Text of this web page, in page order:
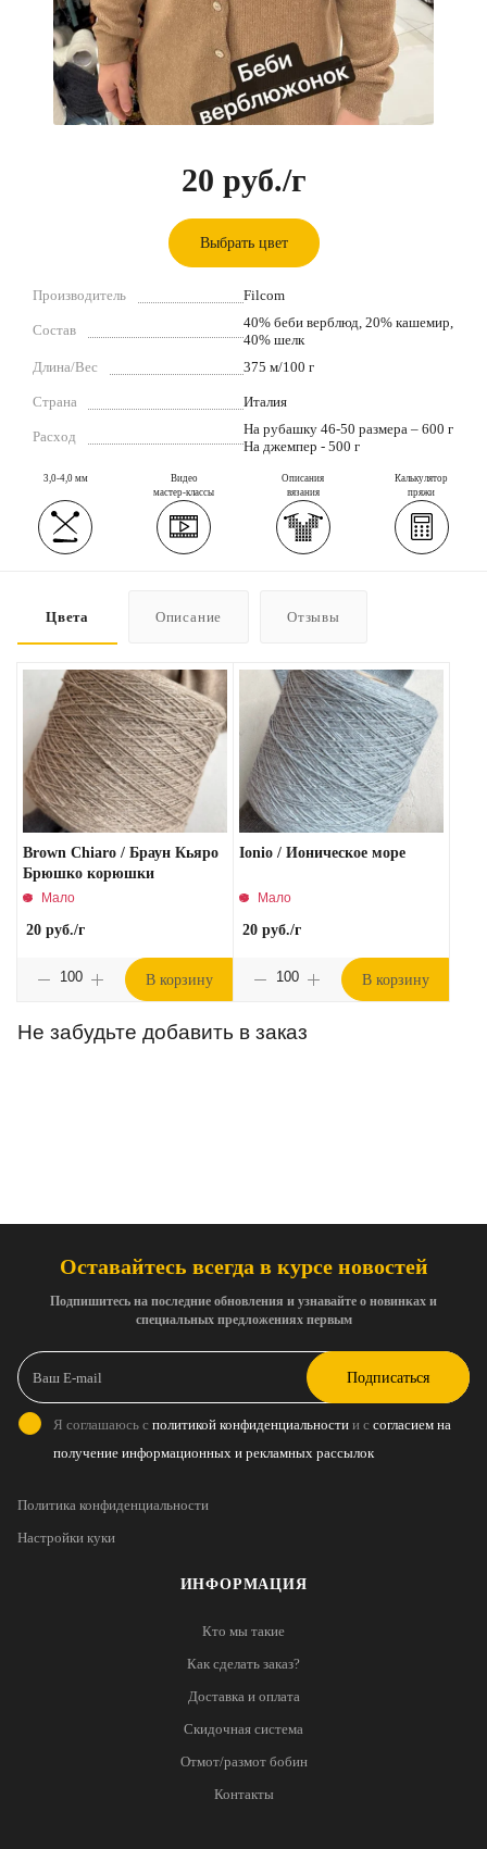
20 руб./г
Выбрать цвет
Производитель Filcom
Состав
40% беби верблюд, 20% кашемир,
40% шелк
Длина/Вес
375 м/100 г
Страна Италия
Расход
На рубашку 46-50 размера – 600 г
На джемпер - 500 г
3,0-4,0 мм
Видео
мастер-классы
Описания
вязания
Калькулятор
пряжи
Цвета Описание Отзывы
Brown Chiaro / Браун Кьяро
Брюшко корюшки
Мало
20 руб./г
В корзину
Ionio / Ионическое море
Мало
20 руб./г
В корзину
Не забудьте добавить в заказ
ИНФОРМАЦИЯ
Кто мы такие
Как сделать заказ?
Доставка и оплата
Скидочная система
Отмот/размот бобин
Контакты
Оставайтесь всегда в курсе новостей
Подпишитесь на последние обновления и узнавайте о новинках и
специальных предложениях первым
Подписаться
Я соглашаюсь с политикой конфиденциальности и с согласием на
получение информационных и рекламных рассылок
Политика конфиденциальности
Настройки куки